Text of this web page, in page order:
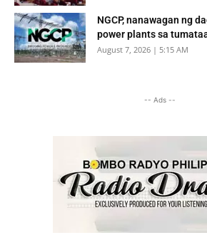
NGCP, nanawagan ng
power plants sa
August 7, 2026 | 5:15 AM
-- Ads --